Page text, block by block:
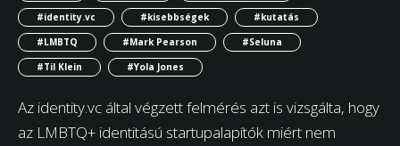
#identity.vc #kisebbségek
#kutatás
#LMBTQ
#Mark Pearson
#Seluna
#Til Klein
#Yola Jones
Az identity.vc által végzett felmérés azt is vizsgálta, hogy
az LMBTQ+ identitású startupalapítók miért nem